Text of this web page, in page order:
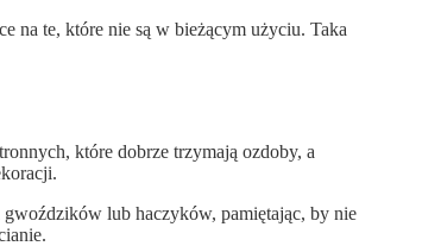
na te, które nie są w bieżącym użyciu. Taka
które dobrze trzymają ozdoby, a
lub haczyków, pamiętając, by nie